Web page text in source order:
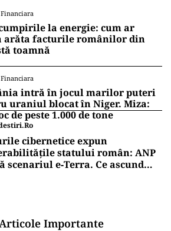
la energie: cum ar
arăta facturile românilor din
toamnă
intră în jocul marilor puteri
uraniul blocat în Niger. Miza:
de peste 1.000 de tone
cibernetice expun
statului român: ANP
scenariul e‑Terra. Ce ascund
Importante